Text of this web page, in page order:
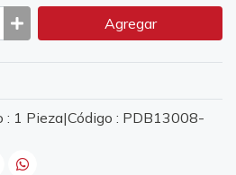
Agregar
1 Pieza|Código : PDB13008-